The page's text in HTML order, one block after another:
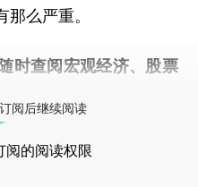
么严重。
时查阅宏观经济、股票
阅后继续阅读
阅的阅读权限